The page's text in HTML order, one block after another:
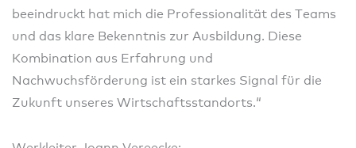
beeindruckt hat mich die Professionalität des Teams
und das klare Bekenntnis zur Ausbildung. Diese
Kombination aus Erfahrung und
Nachwuchsförderung ist ein starkes Signal für die
Zukunft unseres Wirtschaftsstandorts.“